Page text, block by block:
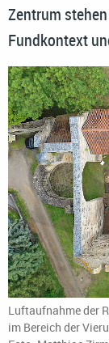
Zentrum
Fundkontext
Luftaufnahme der
im Bereich der